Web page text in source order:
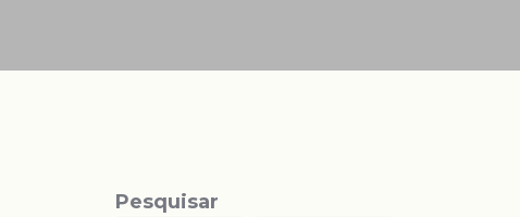
Pesquisar